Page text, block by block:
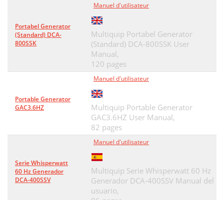
Portabel Generator
(Standard) DCA-
800SSK
Manuel d'utilisateur
Multiquip Portabel Generator
(Standard) DCA-800SSK User
Manual,
120 pages
Portable Generator
GAC3.6HZ
Manuel d'utilisateur
Multiquip Portable Generator
GAC3.6HZ User Manual,
82 pages
Serie Whisperwatt
60 Hz Generador
DCA-400SSV
Manuel d'utilisateur
Multiquip Serie Whisperwatt 60 Hz
Generador DCA-400SSV Manual del
usuario,